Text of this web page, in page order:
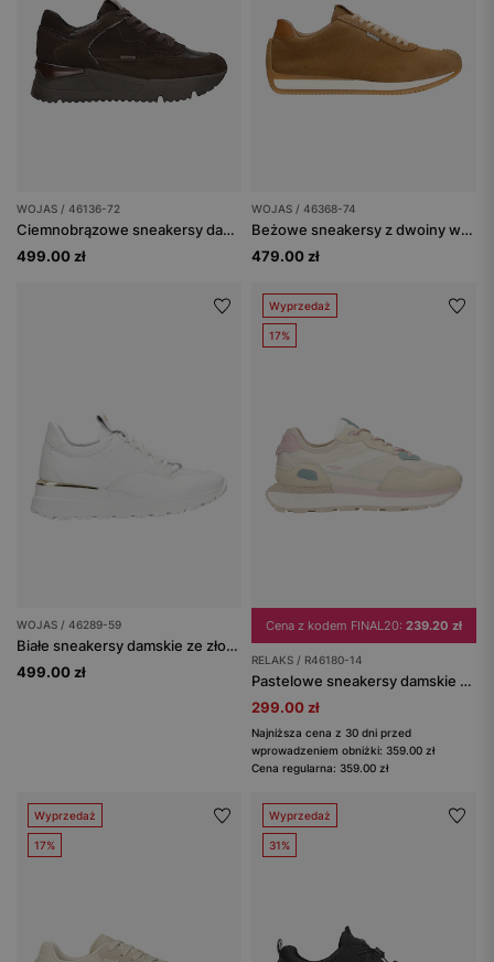
WOJAS / 46136-72
Ciemnobrązowe sneakersy damskie w czekoladowym odcieniu
499.00 zł
WOJAS / 46368-74
Beżowe sneakersy z dwoiny welurowej
479.00 zł
WOJAS / 46289-59
Białe sneakersy damskie ze złotymi elementami
499.00 zł
Wyprzedaż
17%
Cena z kodem FINAL20: 239.20 zł
RELAKS / R46180-14
Pastelowe sneakersy damskie RELAKS na masywnej podeszwie
299.00 zł
Najniższa cena z 30 dni przed
wprowadzeniem obniżki: 359.00 zł
Cena regularna: 359.00 zł
Wyprzedaż
17%
Wyprzedaż
31%